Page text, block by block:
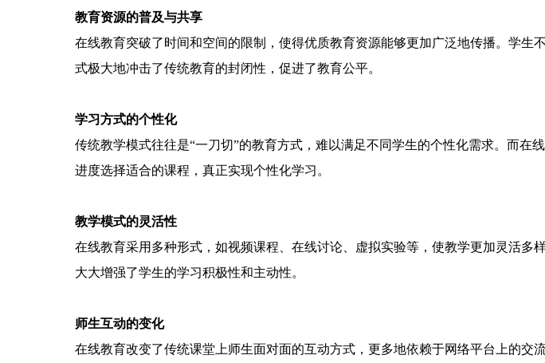
教育资源的普及与共享
在线教育突破了时间和空间的限制，使得优质教育资源能够更加广泛地传播。学
式极大地冲击了传统教育的封闭性，促进了教育公平。
学习方式的个性化
传统教学模式往往是“一刀切”的教育方式，难以满足不同学生的个性化需求。而
进度选择适合的课程，真正实现个性化学习。
教学模式的灵活性
在线教育采用多种形式，如视频课程、在线讨论、虚拟实验等，使教学更加灵活
大大增强了学生的学习积极性和主动性。
师生互动的变化
在线教育改变了传统课堂上师生面对面的互动方式，更多地依赖于网络平台上的交